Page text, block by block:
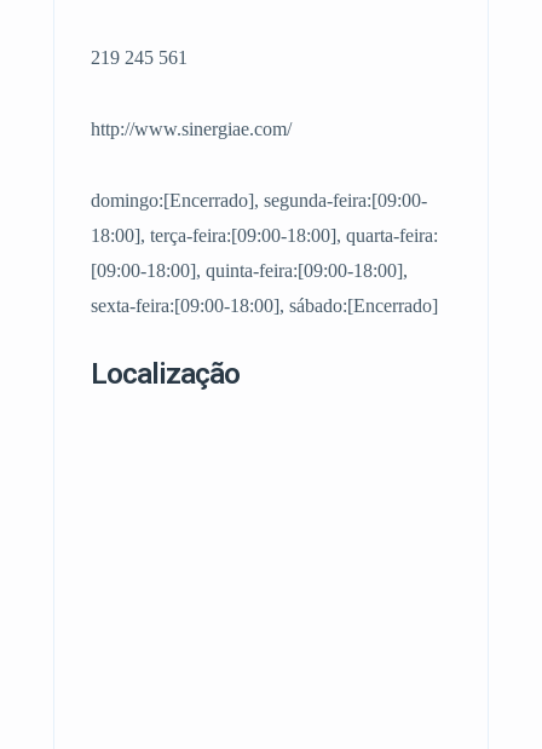
219 245 561
http://www.sinergiae.com/
domingo:[Encerrado], segunda-feira:[09:00-
18:00], terça-feira:[09:00-18:00], quarta-feira:
[09:00-18:00], quinta-feira:[09:00-18:00],
sexta-feira:[09:00-18:00], sábado:[Encerrado]
Localização